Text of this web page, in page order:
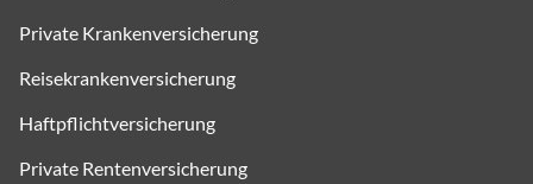
Private Krankenversicherung
Reisekrankenversicherung
Haftpflichtversicherung
Private Rentenversicherung